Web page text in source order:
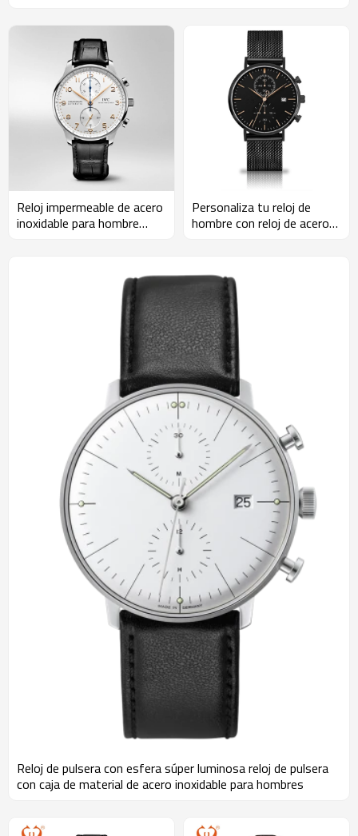
Reloj impermeable de acero
inoxidable para hombre
Personaliza tu reloj de
hombre con reloj de acero
Reloj de pulsera con esfera súper luminosa reloj de pulsera
con caja de material de acero inoxidable para hombres